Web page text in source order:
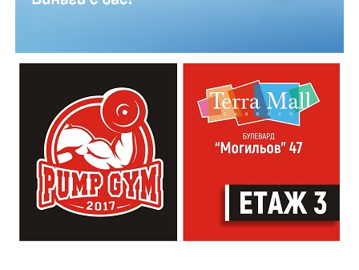
„Часовниковата кула има изключително силно
регулира времето. Тя е и форма на справедливост и
именно тя прави едно населено място град“,
коментира Симеонов.
Сто и пет години след построяването на първата
часовникова кула, механизмът ѝ е заменен с нов,
дело на двама тревненски майстори – Генчо Колев и
Христо Василев, през 1883 година. Той работи до
1945 година, когато самата кула е съборена. Нейното